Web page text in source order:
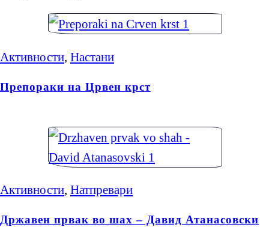
Активности Настани
Препораки на Црвен крст
Активности, Натпревари
Државен првак во шах – Давид Атанасовски